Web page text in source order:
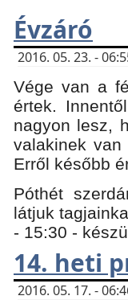
Évzáró
2016. 05. 23. -
Vége van a
értek.
nagyon lesz,
valakinek
Erről később
Póthét
látjuk
- 15:30 -
14. heti
2016. 05. 17. -